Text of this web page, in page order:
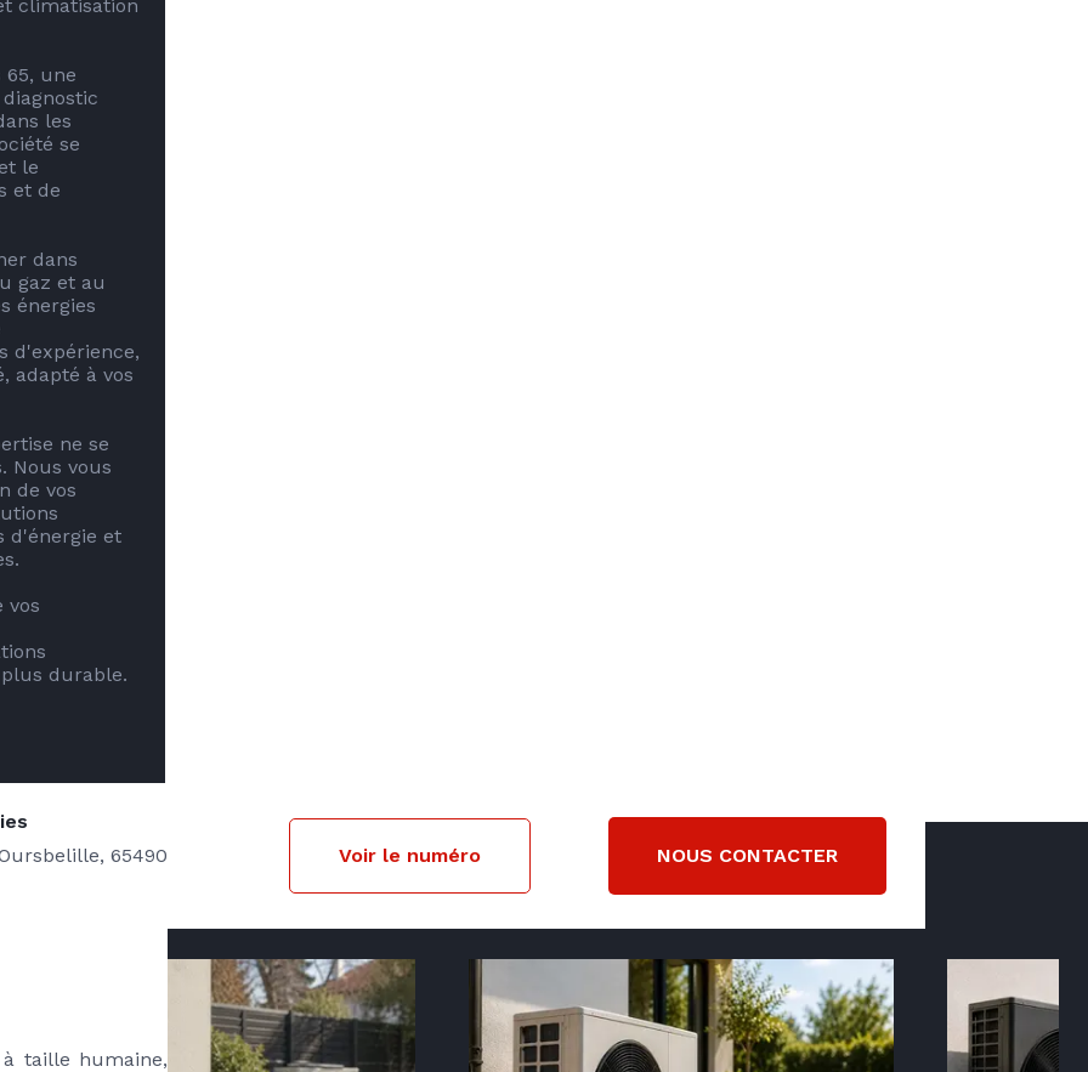
climatisation
65, une
les
se
le
et de
dans
gaz et au
énergies
d'expérience,
adapté à vos
ne se
Nous vous
de vos
d'énergie et
vos
durable.
intervenons dans toutes les Hautes-Pyrénées
taille humaine,
65490
Voir le numéro NOUS CONTACTER